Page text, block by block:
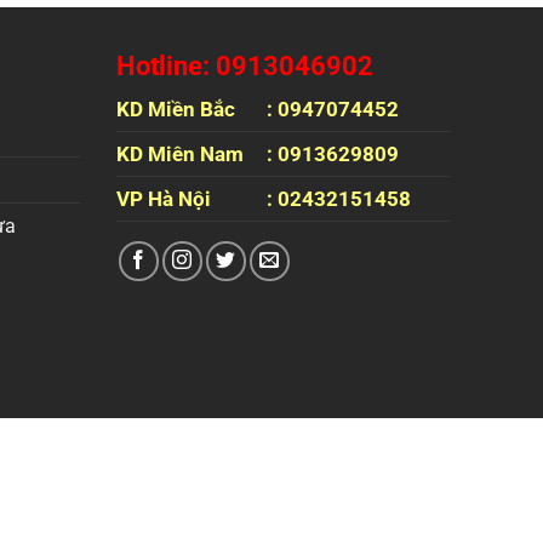
Hotline: 0913046902
KD Miền Bắc
: 0947074452
KD Miên Nam
: 0913629809
VP Hà Nội
: 02432151458